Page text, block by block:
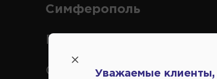
Симферополь
Переулок Строителей 2А,
СимферопольУважаемые клиенты,